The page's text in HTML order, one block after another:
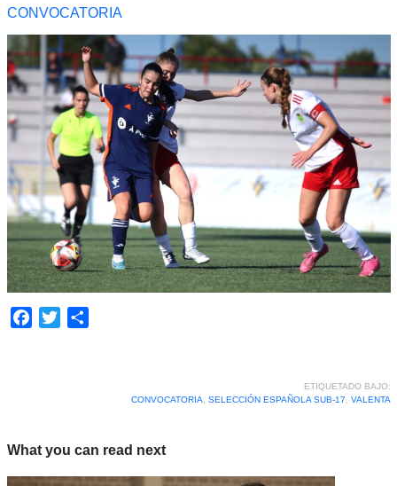
CONVOCATORIA
Facebook
Twitter
ETIQUETADO BAJO:
CONVOCATORIA
SELECCIÓN ESPAÑOLA SUB-17 VALENTA
What you can read next